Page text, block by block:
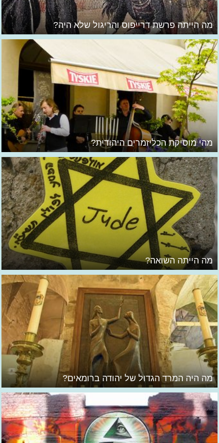
מה הייתה פרשת דרייפוס והריגול שלא היה?
מהי מוסיקת הכליזמרים היהודית?
מה הייתה השואה?
מה היה המרד הגדול של יהודה ברומאים?